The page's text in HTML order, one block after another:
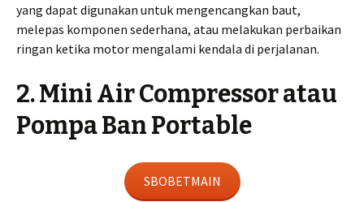
yang dapat digunakan untuk mengencangkan baut,
melepas komponen sederhana, atau melakukan perbaikan
ringan ketika motor mengalami kendala di perjalanan.
2. Mini Air Compressor atau
Pompa Ban Portable
SBOBETMAIN